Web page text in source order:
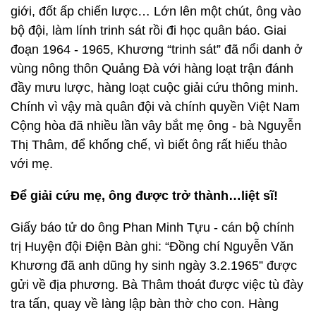
giới, đốt ấp chiến lược… Lớn lên một chút, ông vào
bộ đội, làm lính trinh sát rồi đi học quân báo. Giai
đoạn 1964 - 1965, Khương “trinh sát” đã nổi danh ở
vùng nông thôn Quảng Đà với hàng loạt trận đánh
đầy mưu lược, hàng loạt cuộc giải cứu thông minh.
Chính vì vậy mà quân đội và chính quyền Việt Nam
Cộng hòa đã nhiều lần vây bắt mẹ ông - bà Nguyễn
Thị Thâm, để khống chế, vì biết ông rất hiếu thảo
với mẹ.
Để giải cứu mẹ, ông được trở thành…liệt sĩ!
Giấy báo tử do ông Phan Minh Tựu - cán bộ chính
trị Huyện đội Điện Bàn ghi: “Đồng chí Nguyễn Văn
Khương đã anh dũng hy sinh ngày 3.2.1965” được
gửi về địa phương. Bà Thâm thoát được việc tù đày
tra tấn, quay về làng lập bàn thờ cho con. Hàng